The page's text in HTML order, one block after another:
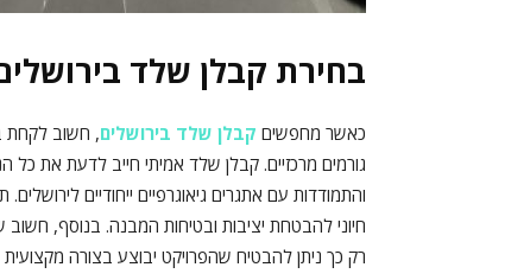
בחירת קבלן שלד
כאשר מחפשים קבלן שלד בירושלים, חשוב לקחת
גורמים מרכזיים. קבלן שלד אמיתי חייב לדעת את כל
והתמודדות עם אתגרים גיאוגרפיים ייחודיים
חיוני להבטחת יציבות ובטיחות המבנה. בנוסף, חשוב
רק כך ניתן להבטיח שהפרויקט יבוצע בצורה מקצועית